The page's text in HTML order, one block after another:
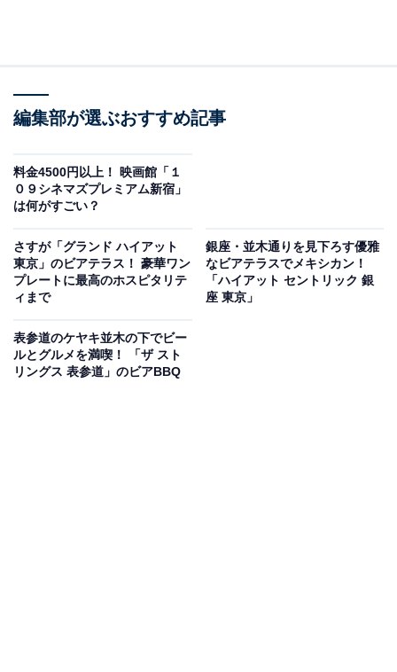
メリカ・カリフォルニア州）の、世界で唯一の分館であ
るスヌーピーミュージアム。2024年にリニューアルを予
のものとなります。その記念すべき企画展の主役に選ば
れたのが、我が強く、“キャラ濃いめ”で描かれているル
編集部が選ぶおすすめ記事
料金4500円以上！ 映画館「１
０９シネマズプレミアム新宿」
は何がすごい？
さすが「グランド ハイアット
東京」のビアテラス！ 豪華ワン
プレートに最高のホスピタリテ
ィまで
銀座・並木通りを見下ろす優雅
なビアテラスでメキシカン！
「ハイアット セントリック 銀
座 東京」
表参道のケヤキ並木の下でビー
ルとグルメを満喫！ 「ザ スト
リングス 表参道」のビアBBQ